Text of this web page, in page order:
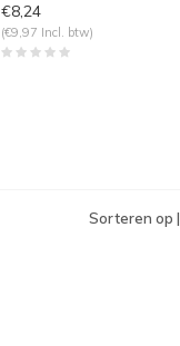
€8,24
(€9,97 Incl. btw)
Sorteren op |